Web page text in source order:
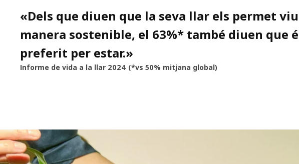
«Dels que diuen que la seva llar els permet
manera sostenible, el 63%* també diuen que
preferit per estar.»
Informe de vida a la llar 2024 (*vs 50% mitjana global)